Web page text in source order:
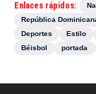
Enlaces rápidos:
República
Deportes
Estilo
Béisbol
portada